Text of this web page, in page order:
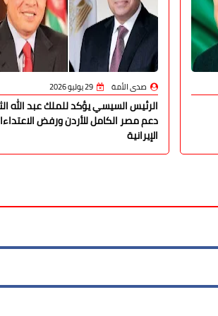
صدى الأمة 29 يوليو 2026
الرئيس السيسي يؤكد للملك عبد الله
دعم مصر الكامل للأردن ورفض
الإيرانية